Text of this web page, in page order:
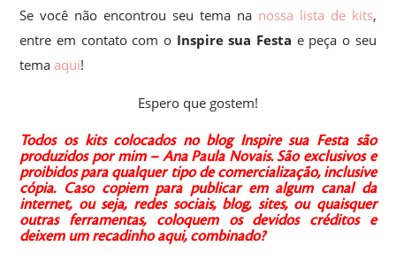
Se você não encontrou seu tema na nossa lista de kits,
entre em contato com o Inspire sua Festa e peça o seu
temaaqui!
Espero que gostem!
Todos os kits colocados no blog Inspire sua Festa são
produzidos por mim – Ana Paula Novais. São exclusivos e
proibidos para qualquer tipo de comercialização, inclusive
cópia. Caso copiem para publicar em algum canal da
internet, ou seja, redes sociais, blog, sites, ou quaisquer
outras ferramentas, coloquem os devidos créditos e
deixem um recadinho aqui, combinado?